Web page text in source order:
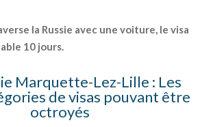
la Russie avec une voiture, le visa
10 jours.
Marquette-Lez-Lille : Les
de visas pouvant être
octroyés